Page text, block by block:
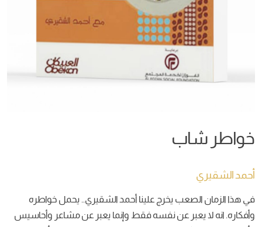
خواطر شاب
أحمد الشقيري
في هذا الزمان الصعب يخرج علينا أحمد الشقيري.. يحمل خواطره
وأفكاره. انه لا يعبر عن نفسه فقط وإنما يعبر عن مشاعر وأحاسيس